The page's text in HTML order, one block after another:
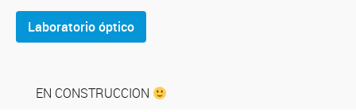
Laboratorio óptico
EN CONSTRUCCION